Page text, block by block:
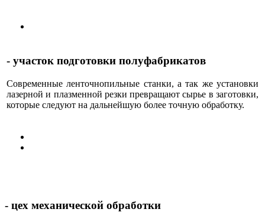
- участок подготовки полуфабрикатов
Современные ленточнопильные станки, а так же установки
лазерной и плазменной резки превращают сырье в заготовки,
которые следуют на дальнейшую более точную обработку.
- цех механической обработки